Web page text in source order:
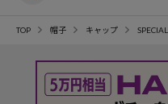
TOP 帽子 キャップ